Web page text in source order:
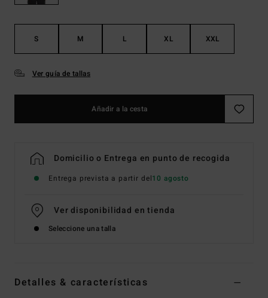
S M L XL XXL
Ver guía de tallas
Añadir a la cesta
Domicilio o Entrega en punto de recogida
Entrega prevista a partir del10 agosto
Ver disponibilidad en tienda
Seleccione una talla
Detalles & características